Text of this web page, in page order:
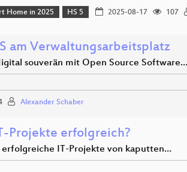
Home in 2025 HS 5 2025-08-17 107
am Verwaltungsarbeitsplatz
souverän mit Open Source Software…
Alexander Schaber
Projekte erfolgreich?
IT-Projekte von kaputten…